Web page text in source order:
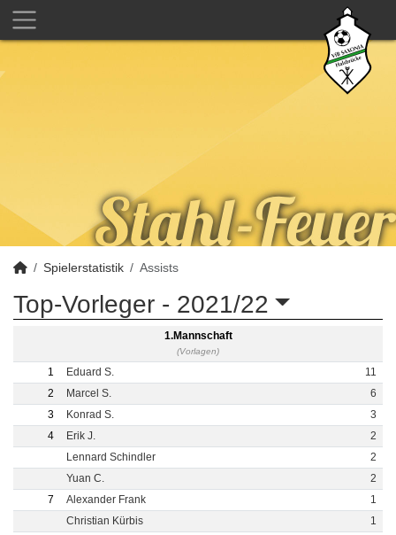
Spielerstatistik Assists
Top-Vorleger - 2021/22
1.Mannschaft
(Vorlagen)
1 Eduard S.
11
2
Marcel S.
6
3
Konrad S.
3
4
Erik J.
2
Lennard Schindler
2
Yuan C.
2
7
Alexander Frank
1
Christian Kürbis
1